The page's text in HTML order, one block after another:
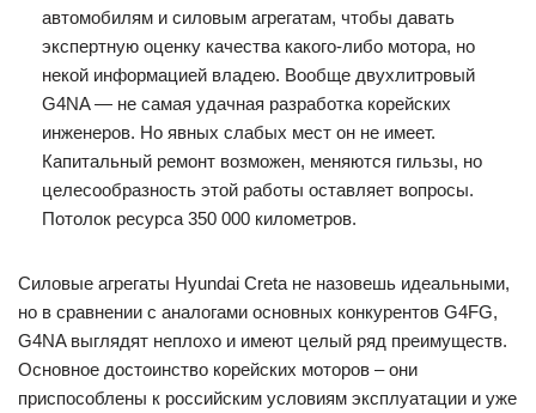
автомобилям и силовым агрегатам, чтобы давать
экспертную оценку качества какого-либо мотора, но
некой информацией владею. Вообще двухлитровый
G4NA — не самая удачная разработка корейских
инженеров. Но явных слабых мест он не имеет.
Капитальный ремонт возможен, меняются гильзы, но
целесообразность этой работы оставляет вопросы.
Потолок ресурса 350 000 километров.
Силовые агрегаты Hyundai Creta не назовешь идеальными,
но в сравнении с аналогами основных конкурентов G4FG,
G4NA выглядят неплохо и имеют целый ряд преимуществ.
Основное достоинство корейских моторов – они
приспособлены к российским условиям эксплуатации и уже